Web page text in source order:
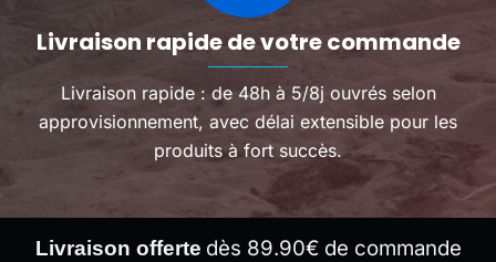
Livraison rapide de votre commande
Livraison rapide : de 48h à 5/8j ouvrés selon
approvisionnement, avec délai extensible pour les
produits à fort succès.
Livraison offerte dès 89.90€ de commande